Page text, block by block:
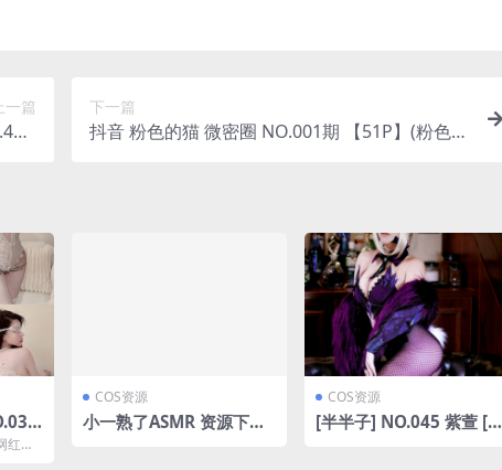
一篇 下一篇
抖音 粉色的猫 微密圈 NO.001期 【51P】(粉色猫
20
红，
COS资源
小一熟了ASMR 资源下载
COS资源
[半半子] NO.045 紫萱 [54